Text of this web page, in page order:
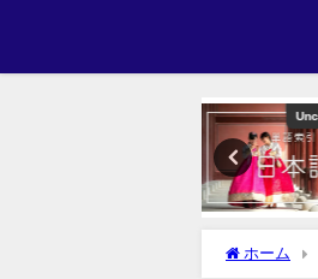
ホーム